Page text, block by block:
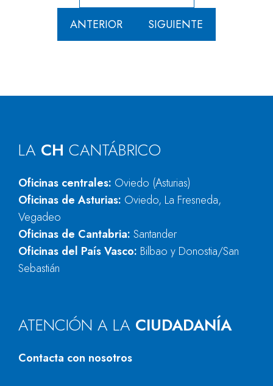
ANTERIOR SIGUIENTE
LA CH CANTÁBRICO
Oficinas centrales: Oviedo (Asturias)
Oficinas de Asturias: Oviedo, La Fresneda,
Vegadeo
Oficinas de Cantabria: Santander
Oficinas del País Vasco: Bilbao y Donostia/San
Sebastián
ATENCIÓN A LA CIUDADANÍA
Contacta con nosotros